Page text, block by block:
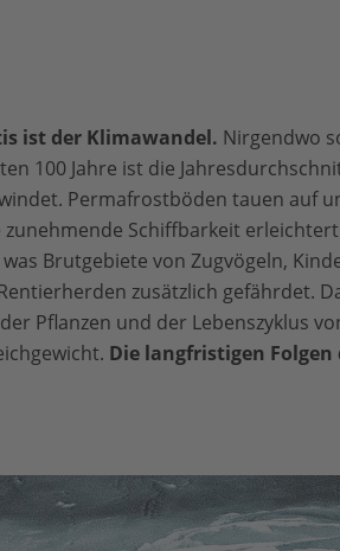
ist der Klimawandel. Nirgendwo
100 Jahre ist die
Permafrostböden tauen auf
Schiffbarkeit
Brutgebiete von Zugvögeln,
zusätzlich gefährdet.
Pflanzen und der Lebenszyklus
Die langfristigen